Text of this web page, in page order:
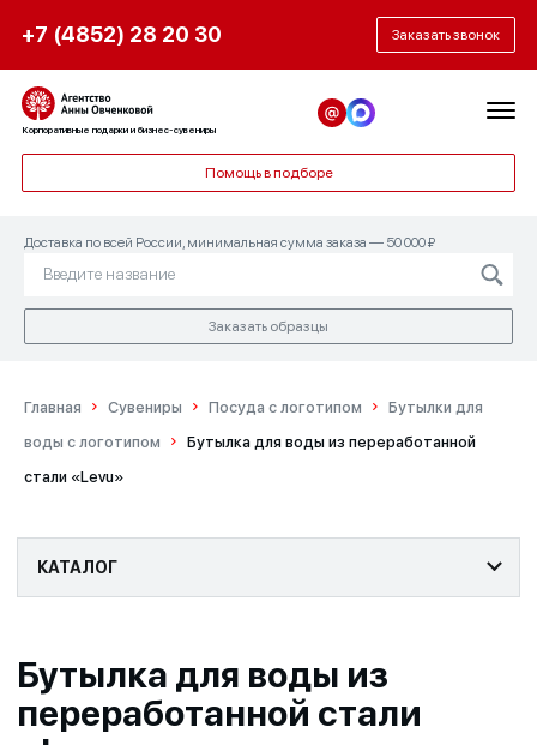
+7 (4852) 28 20 30 Заказать звонок
Корпоративные подарки и бизнес-сувениры
Помощь в подборе
Доставка по всей России, минимальная сумма заказа — 50 000 ₽
Заказать образцы
Главная Сувениры Посуда с логотипом
Бутылки для
воды с логотипом
Бутылка для воды из переработанной
стали «Levu»
КАТАЛОГ
Бутылка для воды из
переработанной стали